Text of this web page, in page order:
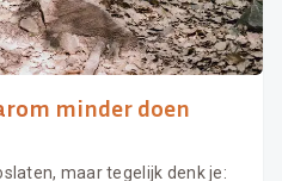
minder doen
maar tegelijk denk je: